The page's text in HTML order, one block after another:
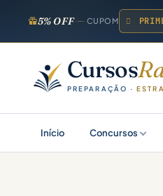
5% OFF CUPOM
Cursos
PREPARAÇÃO ·
Início Concursos